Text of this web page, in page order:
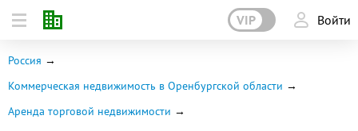
VIP Войти
Россия
Коммерческая недвижимость в Оренбургской области
Аренда торговой недвижимости